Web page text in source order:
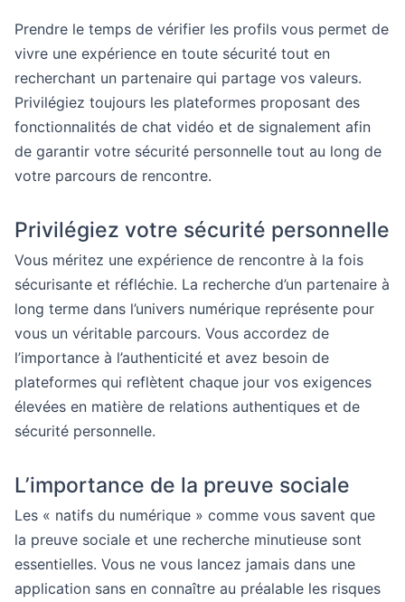
Prendre le temps de vérifier les profils vous permet de
vivre une expérience en toute sécurité tout en
recherchant un partenaire qui partage vos valeurs.
Privilégiez toujours les plateformes proposant des
fonctionnalités de chat vidéo et de signalement afin
de garantir votre sécurité personnelle tout au long de
votre parcours de rencontre.
Privilégiez votre sécurité personnelle
Vous méritez une expérience de rencontre à la fois
sécurisante et réfléchie. La recherche d’un partenaire à
long terme dans l’univers numérique représente pour
vous un véritable parcours. Vous accordez de
l’importance à l’authenticité et avez besoin de
plateformes qui reflètent chaque jour vos exigences
élevées en matière de relations authentiques et de
sécurité personnelle.
L’importance de la preuve sociale
Les « natifs du numérique » comme vous savent que
la preuve sociale et une recherche minutieuse sont
essentielles. Vous ne vous lancez jamais dans une
application sans en connaître au préalable les risques